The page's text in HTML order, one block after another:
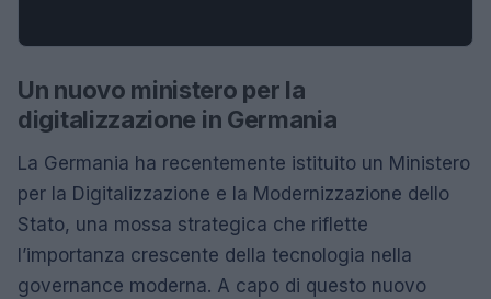
Un nuovo ministero per la
digitalizzazione in Germania
La Germania ha recentemente istituito un Ministero
per la Digitalizzazione e la Modernizzazione dello
Stato, una mossa strategica che riflette
l’importanza crescente della tecnologia nella
governance moderna. A capo di questo nuovo